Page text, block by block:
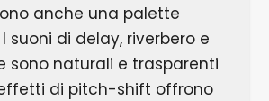
anche una palette
suoni di delay, riverbero e
sono naturali e trasparenti
di pitch-shift offrono